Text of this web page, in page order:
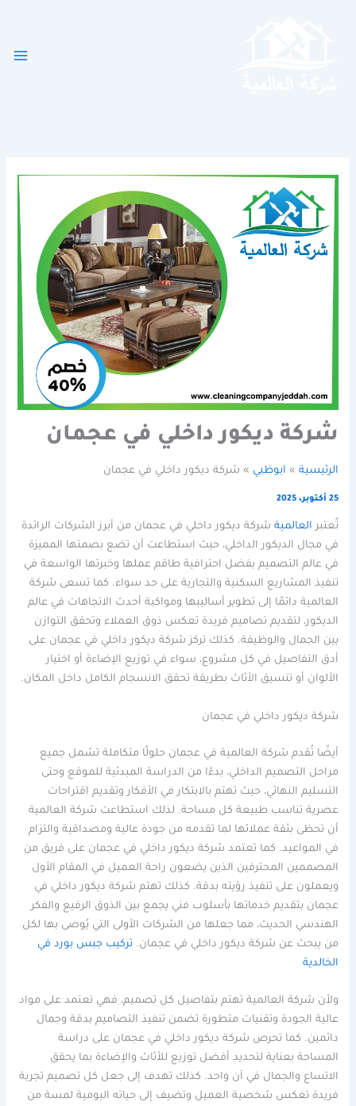
شركة ديكور داخلي في عجمان
الرئيسية ابوظبي شركة ديكور داخلي في عجمان
25 أكتوبر، 2025
تُعتبر العالمية شركة ديكور داخلي في عجمان من أبرز الشركات الرائدة
في مجال الديكور الداخلي، حيث استطاعت أن تضع بصمتها المميزة
في عالم التصميم بفضل احترافية طاقم عملها وخبرتها الواسعة في
تنفيذ المشاريع السكنية والتجارية على حد سواء. كما تسعى شركة
العالمية دائمًا إلى تطوير أساليبها ومواكبة أحدث الاتجاهات في عالم
الديكور، لتقديم تصاميم فريدة تعكس ذوق العملاء وتحقق التوازن
بين الجمال والوظيفة. كذلك تركز شركة ديكور داخلي في عجمان على
أدق التفاصيل في كل مشروع، سواء في توزيع الإضاءة أو اختيار
الألوان أو تنسيق الأثاث بطريقة تحقق الانسجام الكامل داخل المكان.
شركة ديكور داخلي في عجمان
أيضًا تُقدم شركة العالمية في عجمان حلولًا متكاملة تشمل جميع
مراحل التصميم الداخلي، بدءًا من الدراسة المبدئية للموقع وحتى
التسليم النهائي، حيث تهتم بالابتكار في الأفكار وتقديم اقتراحات
عصرية تناسب طبيعة كل مساحة. لذلك استطاعت شركة العالمية
أن تحظى بثقة عملائها لما تقدمه من جودة عالية ومصداقية والتزام
في المواعيد. كما تعتمد شركة ديكور داخلي في عجمان على فريق من
المصممين المحترفين الذين يضعون راحة العميل في المقام الأول
ويعملون على تنفيذ رؤيته بدقة. كذلك تهتم شركة ديكور داخلي في
عجمان بتقديم خدماتها بأسلوب فني يجمع بين الذوق الرفيع والفكر
الهندسي الحديث، مما جعلها من الشركات الأولى التي يُوصى بها لكل
من يبحث عن شركة ديكور داخلي في عجمان. تركيب جبس بورد في
الخالدية
ولأن شركة العالمية تهتم بتفاصيل كل تصميم، فهي تعتمد على مواد
عالية الجودة وتقنيات متطورة تضمن تنفيذ التصاميم بدقة وجمال
دائمين. كما تحرص شركة ديكور داخلي في عجمان على دراسة
المساحة بعناية لتحديد أفضل توزيع للأثاث والإضاءة بما يحقق
الاتساع والجمال في آن واحد. كذلك تهدف إلى جعل كل تصميم تجربة
فريدة تعكس شخصية العميل وتضيف إلى حياته اليومية لمسة من